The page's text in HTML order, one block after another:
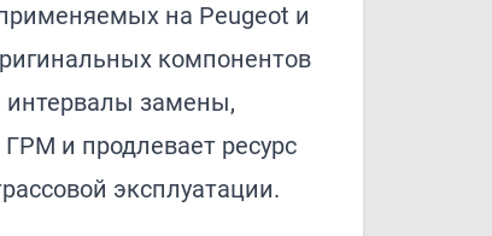
на Peugeot и
компонентов
интервалы замены,
и продлевает ресурс
эксплуатации.